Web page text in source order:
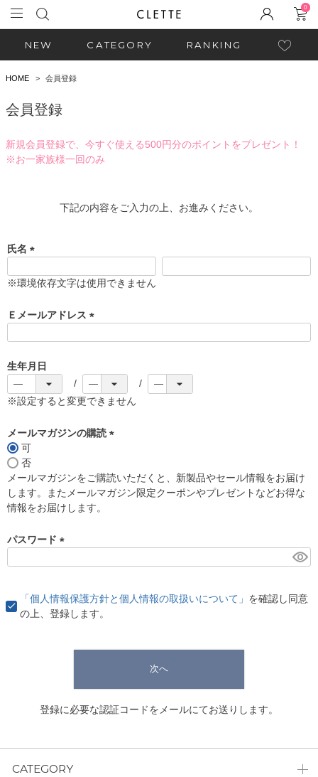
0
NEW CATEGORY RANKING
HOME 会員登録
会員登録
新規会員登録で、今すぐ使える500円分のポイントをプレゼント！
※お一家族様一回のみ
下記の内容をご入力の上、お進みください。
氏名
必
)
※環境依存文字は使用できません
Ｅメールアドレス
)
生年月日
※設定すると変更できません
メールマガジンの購読
須
)
可
否
メールマガジンをご購読いただくと、新製品やセール情報をお届け
します。またメールマガジン限定クーポンやプレゼントなどお得な
情報をお届けします。
パスワード
)
「個人情報保護方針と個人情報の取扱いについて」 を確認し同意
の上、登録します。
次へ
登録に必要な認証コードをメールにてお送りします。
CATEGORY